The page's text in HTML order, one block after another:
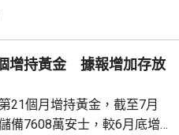
尺度的複雜科學問題。他又
Agent，能調度專家技能與真
施，完成真正的科研項目，並
增持黃金 據報增加存放
21個月增持黃金，截至7月
備7608萬安士，較6月底增加